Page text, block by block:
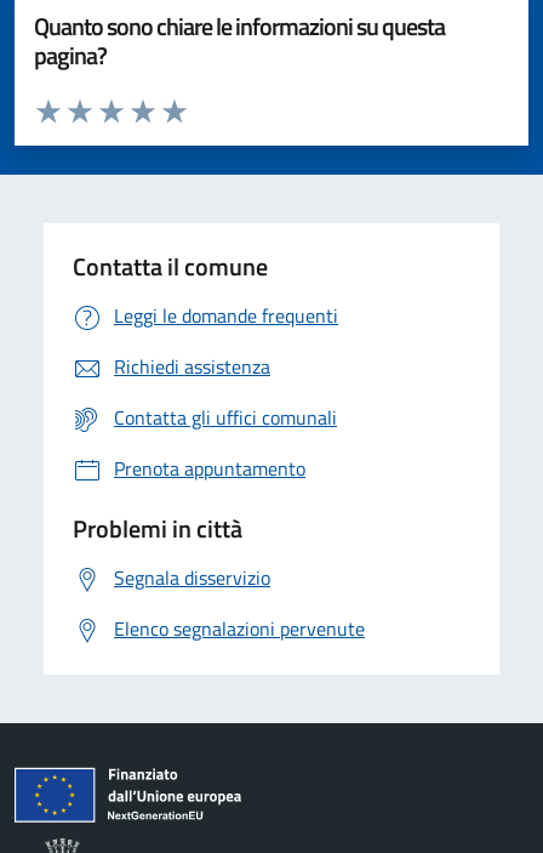
Quanto sono chiare le informazioni su questa
pagina?
Valuta da 1 a 5 stelle la pagina
Valuta 5 stelle su 5
Valuta 4 stelle su 5
Valuta 3 stelle su 5
Valuta 2 stelle su 5
Valuta 1 stelle su 5
Contatta il comune
Leggi le domande frequenti
Richiedi assistenza
Contatta gli uffici comunali
Prenota appuntamento
Problemi in città
Segnala disservizio
Elenco segnalazioni pervenute